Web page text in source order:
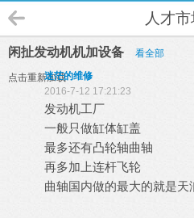
人才市
闲扯发动机机加设备 看全部
点击重新加载迷茫的维修
2016-7-12 17:21:23
发动机工厂
一般只做缸体缸盖
最多还有凸轮轴曲轴
再多加上连杆飞轮
曲轴国内做的最大的就是天